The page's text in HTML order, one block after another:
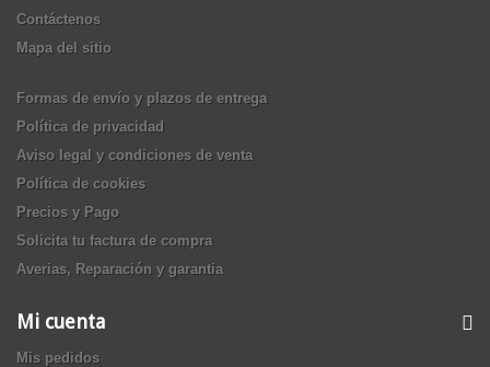
Contáctenos
Mapa del sitio
Formas de envío y plazos de entrega
Política de privacidad
Aviso legal y condiciones de venta
Política de cookies
Precios y Pago
Solicita tu factura de compra
Averias, Reparación y garantia
Mi cuenta
Mis pedidos